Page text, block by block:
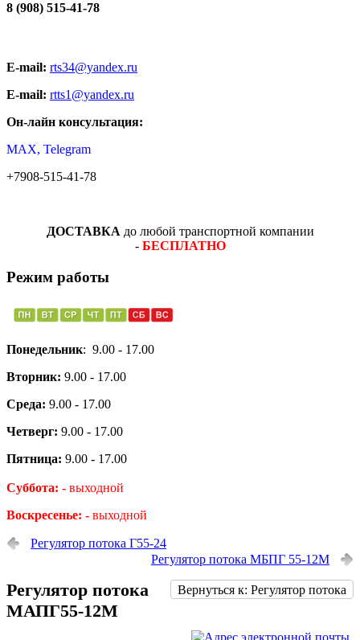
8 (908) 515-41-78
E-mail: rts34@yandex.ru
E-mail: rtts1@yandex.ru
Он-лайн консультация:
MAX, Telegram
+7908-515-41-78
ДОСТАВКА до любой транспортной компании
- БЕСПЛАТНО
Режим работы
Понедельник: 9.00 - 17.00
Вторник: 9.00 - 17.00
Среда: 9.00 - 17.00
Четверг: 9.00 - 17.00
Пятница: 9.00 - 17.00
Суббота: - выходной
Воскресенье: - выходной
Регулятор потока Г55-24
Регулятор потока МБПГ 55-12М
Вернуться к: Регулятор потока
Регулятор потока
МАПГ55-12М